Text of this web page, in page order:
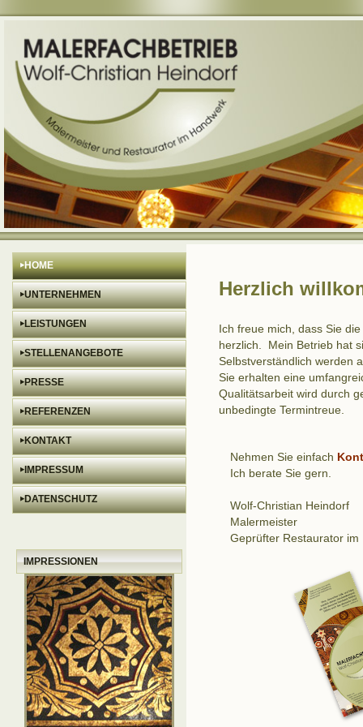
‣HOME
‣UNTERNEHMEN
‣LEISTUNGEN
‣STELLENANGEBOTE
‣PRESSE
‣REFERENZEN
‣KONTAKT
‣IMPRESSUM
‣DATENSCHUTZ
IMPRESSIONEN
Herzlich
Ich freue mich, dass Sie
herzlich. Mein Betrieb hat
Selbstverständlich werden
Sie erhalten eine
Qualitätsarbeit wird durch
unbedingte Termintreue.
Nehmen Sie einfach
Ich berate Sie gern.
Wolf-Christian Heindorf
Malermeister
Geprüfter Restaurator